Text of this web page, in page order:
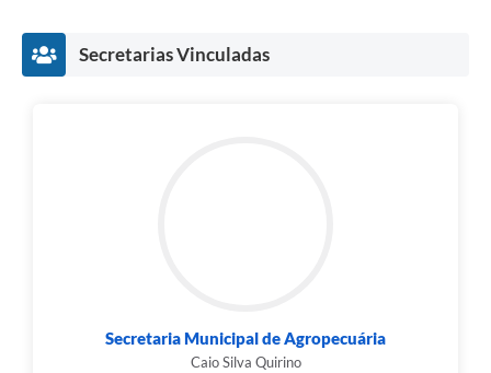
Secretarias Vinculadas
Secretaria Municipal de Agropecuária
Caio Silva Quirino